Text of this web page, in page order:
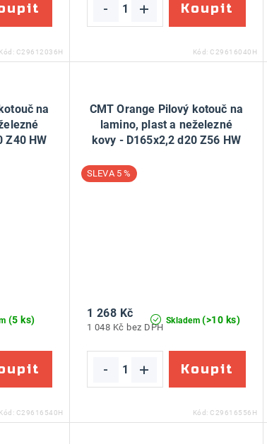
Kód: C29612036H Kód: C29616040H
na
Z40 HW
(5 ks)
Kód: C29616540H
CMT Orange Pilový kotouč na
lamino, plast a neželezné
kovy - D165x2,2 d20 Z56 HW
5 %
Skladem (>10 ks)
1 048 Kč bez DPH
1 268 Kč
Kód: C29616556H